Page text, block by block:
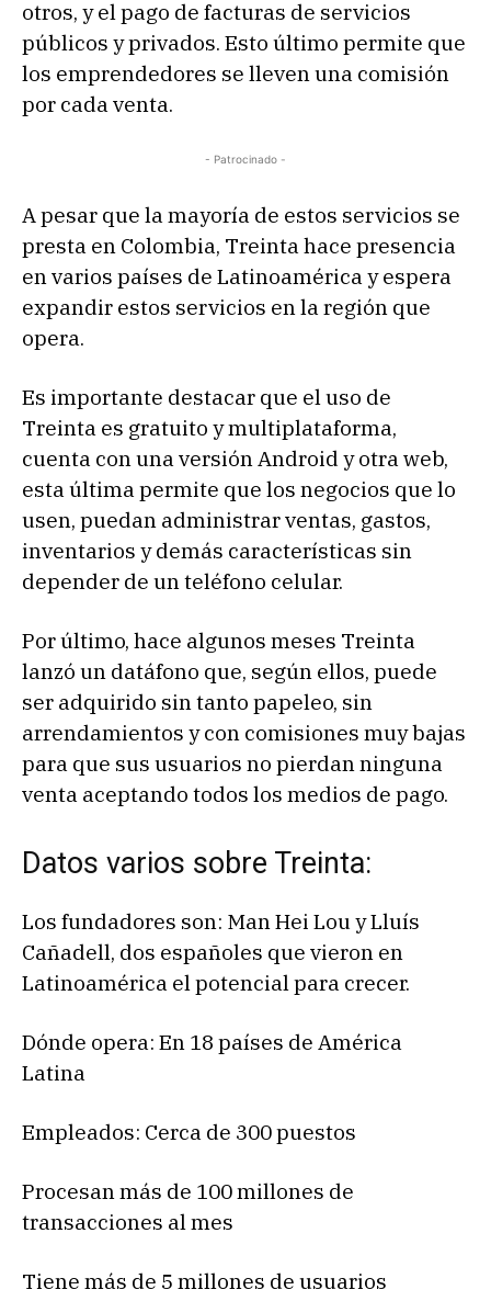
otros, y el pago de facturas de servicios
públicos y privados. Esto último permite que
los emprendedores se lleven una comisión
por cada venta.
- Patrocinado -
A pesar que la mayoría de estos servicios se
presta en Colombia, Treinta hace presencia
en varios países de Latinoamérica y espera
expandir estos servicios en la región que
opera.
Es importante destacar que el uso de
Treinta es gratuito y multiplataforma,
cuenta con una versión Android y otra web,
esta última permite que los negocios que lo
usen, puedan administrar ventas, gastos,
inventarios y demás características sin
depender de un teléfono celular.
Por último, hace algunos meses Treinta
lanzó un datáfono que, según ellos, puede
ser adquirido sin tanto papeleo, sin
arrendamientos y con comisiones muy bajas
para que sus usuarios no pierdan ninguna
venta aceptando todos los medios de pago.
Datos varios sobre Treinta:
Los fundadores son: Man Hei Lou y Lluís
Cañadell, dos españoles que vieron en
Latinoamérica el potencial para crecer.
Dónde opera: En 18 países de América
Latina
Empleados: Cerca de 300 puestos
Procesan más de 100 millones de
transacciones al mes
Tiene más de 5 millones de usuarios